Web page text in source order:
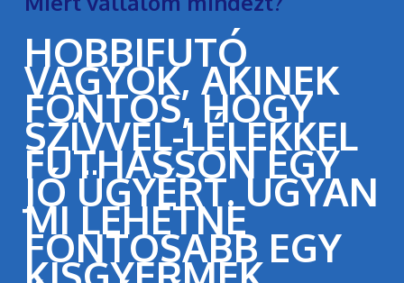
HOBBIFUTÓ
VAGYOK, AKINEK
FONTOS, HOGY
SZÍVVEL-LÉLEKKEL
FUTHASSON EGY
JÓ ÜGYÉRT. UGYAN
MI LEHETNE
FONTOSABB EGY